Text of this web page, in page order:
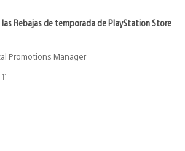
Rebajas de temporada de PlayStation Store
Promotions Manager
11